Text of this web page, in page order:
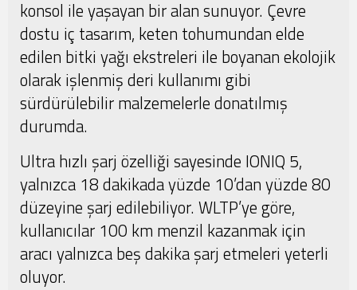
konsol ile yaşayan bir alan sunuyor. Çevre
dostu iç tasarım, keten tohumundan elde
edilen bitki yağı ekstreleri ile boyanan ekolojik
olarak işlenmiş deri kullanımı gibi
sürdürülebilir malzemelerle donatılmış
durumda.
Ultra hızlı şarj özelliği sayesinde IONIQ 5,
yalnızca 18 dakikada yüzde 10’dan yüzde 80
düzeyine şarj edilebiliyor. WLTP’ye göre,
kullanıcılar 100 km menzil kazanmak için
aracı yalnızca beş dakika şarj etmeleri yeterli
oluyor.